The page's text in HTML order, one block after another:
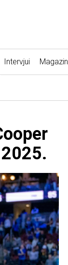
Intervjui Magazin